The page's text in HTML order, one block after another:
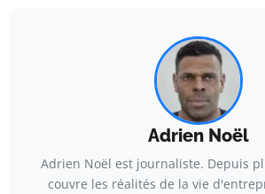
Adrien Noël
Adrien Noël est journaliste. Depuis
couvre les réalités de la vie